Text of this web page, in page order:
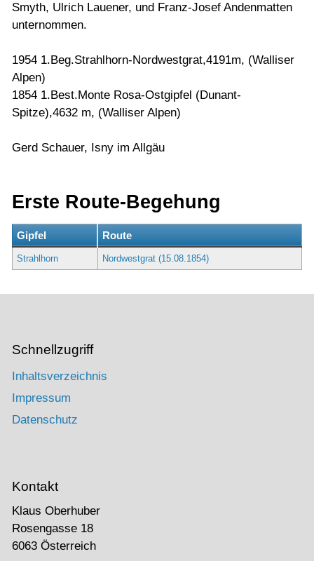
Smyth, Ulrich Lauener, und Franz-Josef Andenmatten
unternommen.
1954 1.Beg.Strahlhorn-Nordwestgrat,4191m, (Walliser
Alpen)
1854 1.Best.Monte Rosa-Ostgipfel (Dunant-
Spitze),4632 m, (Walliser Alpen)
Gerd Schauer, Isny im Allgäu
Erste Route-Begehung
Gipfel Route
Strahlhorn Nordwestgrat (15.08.1854)
Schnellzugriff
Inhaltsverzeichnis
Impressum
Datenschutz
Kontakt
Klaus Oberhuber
Rosengasse 18
6063 Österreich